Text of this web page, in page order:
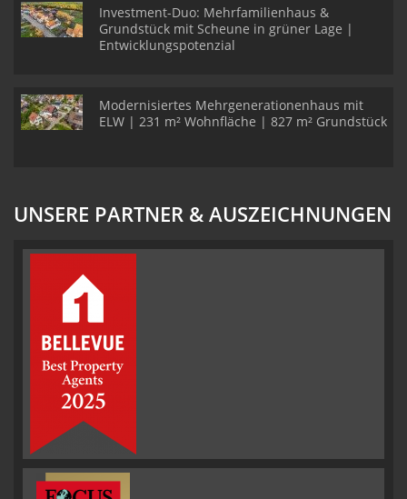
Investment-Duo: Mehrfamilienhaus &
Grundstück mit Scheune in grüner Lage |
Entwicklungspotenzial
Modernisiertes Mehrgenerationenhaus mit
ELW | 231 m² Wohnfläche | 827 m² Grundstück
UNSERE PARTNER & AUSZEICHNUNGEN